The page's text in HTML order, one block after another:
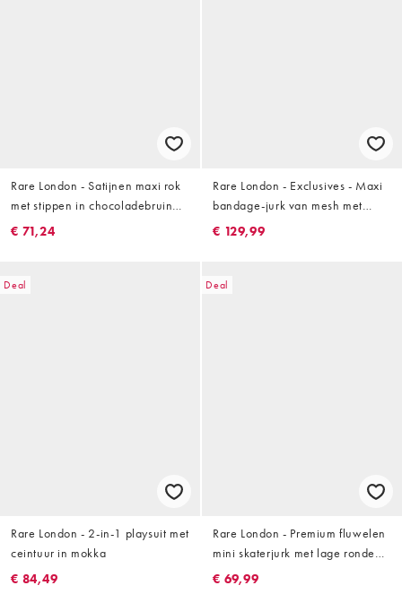
Rare London - Satijnen maxi rok
met stippen in chocoladebruin
en roze
€ 71,24
Rare London - Exclusives - Maxi
bandage-jurk van mesh met
verlaagde taille en stroken in
€ 129,99
Deal
Rare London - 2-in-1 playsuit met
ceintuur in mokka
€ 84,49
Deal
Rare London - Premium fluwelen
mini skaterjurk met lage ronde
hals en geplooid rokje in zwart
€ 69,99